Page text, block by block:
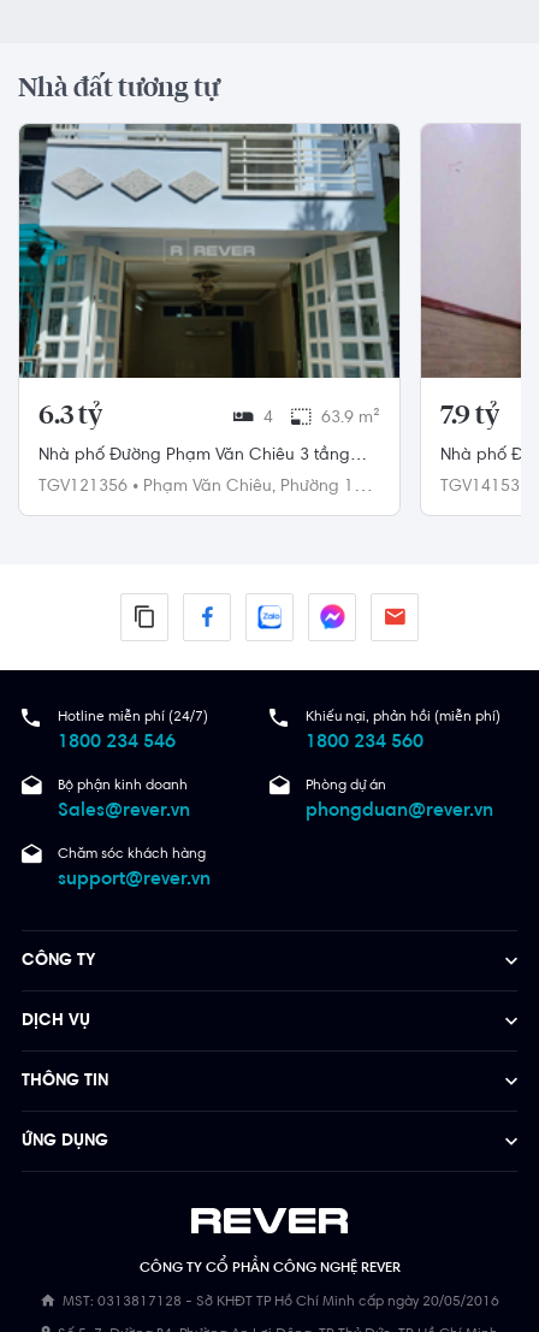
Nhà đất tương tự
6.3 tỷ 4 63.9 m²
Nhà phố Đường Phạm Văn Chiêu 3 tầng
diện tích 63.9m² pháp lý sổ hồng.
TGV121356 • Phạm Văn Chiêu, Phường 14,
7.9 tỷ
Nhà phố
diện tích
TGV141531
Hotline miễn phí (24/7)
1800 234 546
Khiếu nại, phản hồi (miễn phí)
1800 234 560
Bộ phận kinh doanh
Sales@rever.vn
Phòng dự án
phongduan@rever.vn
Chăm sóc khách hàng
support@rever.vn
CÔNG TY CỔ PHẦN CÔNG NGHỆ REVER
MST: 0313817128 - Sở KHĐT TP Hồ Chí Minh cấp ngày 20/05/2016
CÔNG TY
DỊCH VỤ
THÔNG TIN
ỨNG DỤNG